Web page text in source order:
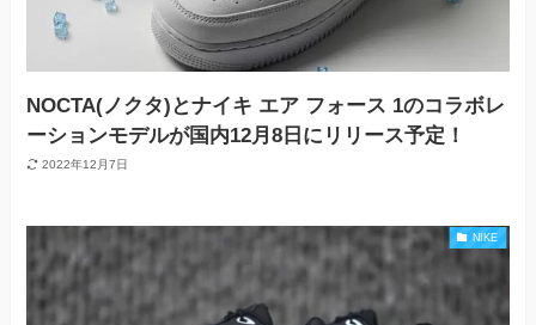
NOCTA(ノクタ)とナイキ エア フォース 1のコラボレ
ーションモデルが国内12月8日にリリース予定！
2022年12月7日
NIKE